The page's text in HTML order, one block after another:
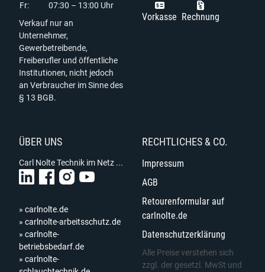
Fr:
07:30 – 13:00 Uhr
Verkauf nur an
Unternehmer,
Gewerbetreibende,
Freiberufler und öffentliche
Institutionen, nicht jedoch
an Verbraucher im Sinne des
§ 13 BGB.
Vorkasse Rechnung
ÜBER UNS
Carl Nolte Technik im Netz ...
» carlnolte.de
» carlnolte-arbeitsschutz.de
» carlnolte-
betriebsbedarf.de
» carlnolte-
RECHTLICHES & CO.
Impressum
AGB
Retourenformular auf
carlnolte.de
Datenschutzerklärung
Alle Preise verstehen sich
zzgl. der gesetzl. MwSt und